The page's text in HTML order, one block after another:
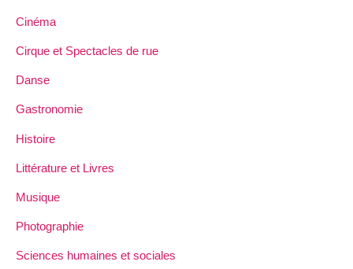
Cinéma
Cirque et Spectacles de rue
Danse
Gastronomie
Histoire
Littérature et Livres
Musique
Photographie
Sciences humaines et sociales